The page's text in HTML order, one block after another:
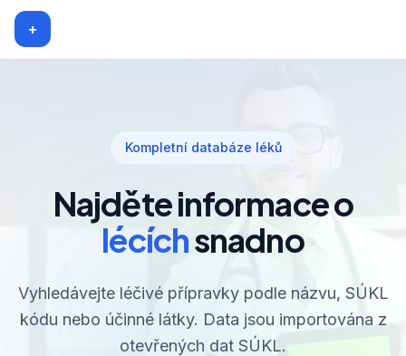
+
Kompletní databáze léků
Najděte informace o
lécíchsnadno
Vyhledávejte léčivé přípravky podle názvu, SÚKL
kódu nebo účinné látky. Data jsou importována z
otevřených dat SÚKL.